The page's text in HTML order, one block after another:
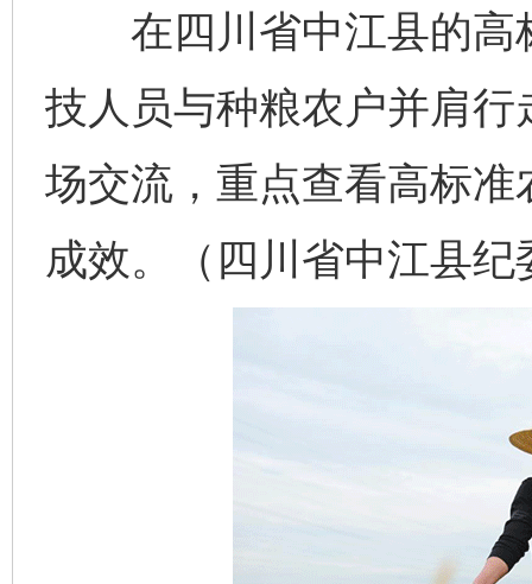
在四川省中江县的高
技人员与种粮农户并肩
场交流，重点查看高标
成效。（四川省中江县